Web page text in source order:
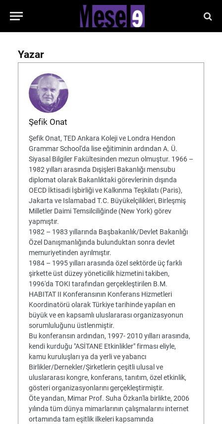
Yazar
Şefik Onat
Şefik Onat, TED Ankara Koleji ve Londra Hendon
Grammar School'da lise eğitiminin ardından A. Ü.
Siyasal Bilgiler Fakültesinden mezun olmuştur. 1966 –
1982 yılları arasında Dışişleri Bakanlığı mensubu
diplomat olarak Bakanlıktaki görevlerinin dışında
OECD İktisadi İşbirliği ve Kalkınma Teşkilatı (Paris),
Jakarta ve Islamabad T.C. Büyükelçilikleri, Birleşmiş
Milletler Daimi Temsilciliğinde (New York) görev
yapmıştır.
1982 – 1983 yıllarında Başbakanlık/Devlet Bakanlığı
Özel Danışmanlığında bulunduktan sonra devlet
memuriyetinden ayrılmıştır.
1984 – 1995 yılları arasında özel sektörde üç farklı
şirkette üst düzey yöneticilik hizmetini takiben,
1996'da TOKI tarafından gerçekleştirilen B.M.
HABITAT II Konferansının Konferans Hizmetleri
Koordinatörü olarak Türkiye tarihinde yapılan en
büyük ve en kapsamlı uluslararası organizasyonun
sorumluluğunu üstlenmiştir.
Bu konferansın ardından, 1997- 2010 yılları arasında,
kendi kurduğu "ASİTANE Etkinlikler" firması eliyle,
kamu kuruluşları ya da yerli ve yabancı
Birlikler/Dernekler/Şirketlerin çeşitli ulusal ve
uluslararası kongre, konferans, tanıtım, özel etkinlik,
gösteri organizasyonlarını gerçekleştirmiştir.
Öte yandan, Mimar Prof. Suha Özkan'la birlikte, 2006
yılında tüm dünya mimarlarının çalışmalarını internet
ortamında tam eşitlik ilkeleri kapsamında